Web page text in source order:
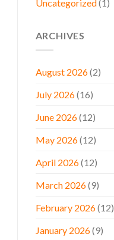
Uncategorized(1)
ARCHIVES
August 2026(2)
July 2026(16)
June 2026(12)
May 2026(12)
April 2026(12)
March 2026(9)
February 2026(12)
January 2026(9)